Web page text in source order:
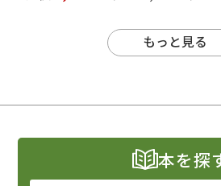
もっと見る
本を探